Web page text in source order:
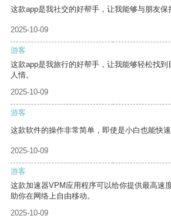
这款app是我社交的好帮手，让我能够与朋友保
2025-10-09
游客
这款app是我旅行的好帮手，让我能够轻松找
人情。
2025-10-09
游客
这款软件的操作非常简单，即使是小白也能快速
2025-10-09
游客
这款加速器VPM应用程序可以给你提供最高速
助你在网络上自由移动。
2025-10-09